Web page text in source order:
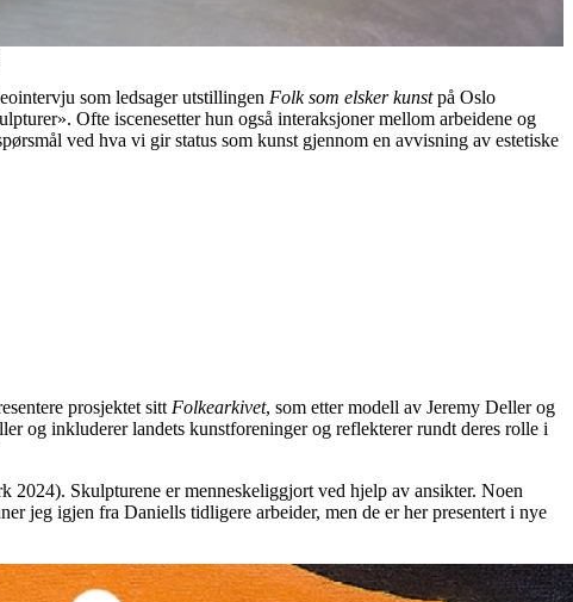
som ledsager utstillingen Folk som elsker kunstpå Oslo
Ofte iscenesetter hun også interaksjoner mellom arbeidene og
ved hva vi gir status som kunst gjennom en avvisning av estetiske
prosjektet sitt Folkearkivet, som etter modell av Jeremy Deller og
og inkluderer landets kunstforeninger og reflekterer rundt deres rolle i
2024). Skulpturene er menneskeliggjort ved hjelp av ansikter. Noen
jeg igjen fra Daniells tidligere arbeider, men de er her presentert i nye